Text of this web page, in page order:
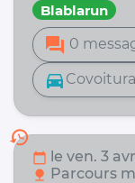
Blablarun
forum 0
directions_car
history
calendar_today le ven. 3
nature Parcours